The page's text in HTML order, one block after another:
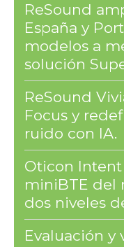
ReSound
España y
modelos a
solución
ReSound
Focus y
ruido con IA.
Oticon
miniBTE del
dos niveles
Evaluación y